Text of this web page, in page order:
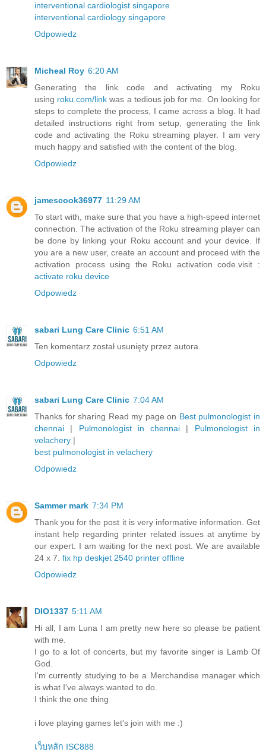
interventional cardiologist singapore
interventional cardiology singapore
Odpowiedz
Micheal Roy 6:20 AM
Generating the link code and activating my Roku
using roku.com/link was a tedious job for me. On looking for
steps to complete the process, I came across a blog. It had
detailed instructions right from setup, generating the link
code and activating the Roku streaming player. I am very
much happy and satisfied with the content of the blog.
Odpowiedz
jamescook36977 11:29 AM
To start with, make sure that you have a high-speed internet
connection. The activation of the Roku streaming player can
be done by linking your Roku account and your device. If
you are a new user, create an account and proceed with the
activation process using the Roku activation code.visit :
activate roku device
Odpowiedz
sabari Lung Care Clinic 6:51 AM
Ten komentarz został usunięty przez autora.
Odpowiedz
sabari Lung Care Clinic 7:04 AM
Thanks for sharing Read my page on Best pulmonologist in
chennai | Pulmonologist in chennai | Pulmonologist in
velachery |
best pulmonologist in velachery
Odpowiedz
Sammer mark 7:34 PM
Thank you for the post it is very informative information. Get
instant help regarding printer related issues at anytime by
our expert. I am waiting for the next post. We are available
24 x 7. fix hp deskjet 2540 printer offline
Odpowiedz
DIO1337 5:11 AM
Hi all, I am Luna I am pretty new here so please be patient
with me.
I go to a lot of concerts, but my favorite singer is Lamb Of
God.
I'm currently studying to be a Merchandise manager which
is what I've always wanted to do.
I think the one thing
i love playing games let's join with me :)
เว็บหลัก ISC888